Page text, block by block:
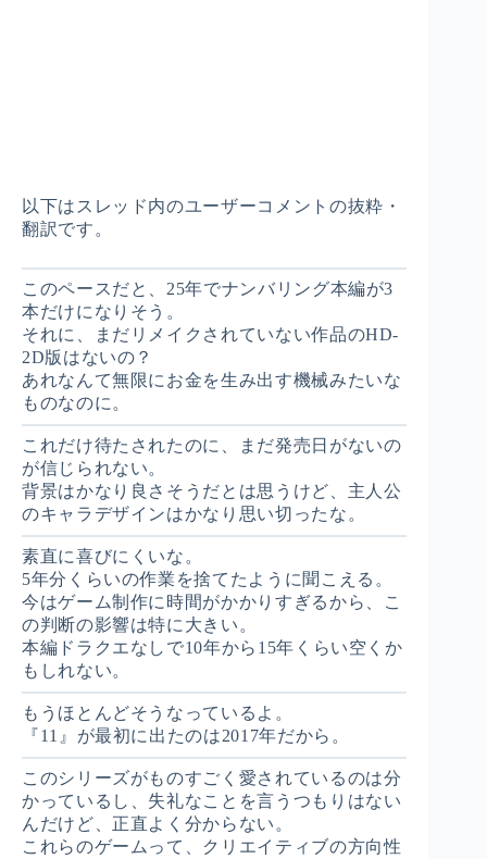
以下はスレッド内のユーザーコメントの抜粋・
翻訳です。
このペースだと、25年でナンバリング本編が3
本だけになりそう。
それに、まだリメイクされていない作品のHD-
2D版はないの？
あれなんて無限にお金を生み出す機械みたいな
ものなのに。
これだけ待たされたのに、まだ発売日がないの
が信じられない。
背景はかなり良さそうだとは思うけど、主人公
のキャラデザインはかなり思い切ったな。
素直に喜びにくいな。
5年分くらいの作業を捨てたように聞こえる。
今はゲーム制作に時間がかかりすぎるから、こ
の判断の影響は特に大きい。
本編ドラクエなしで10年から15年くらい空くか
もしれない。
もうほとんどそうなっているよ。
『11』が最初に出たのは2017年だから。
このシリーズがものすごく愛されているのは分
かっているし、失礼なことを言うつもりはない
んだけど、正直よく分からない。
これらのゲームって、クリエイティブの方向性